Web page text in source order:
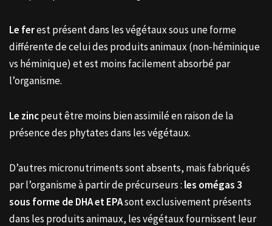
Le ferest présent dans les végétaux sous une forme
différente de celui des produits animaux (non-héminique
vs héminique) et est moins facilement absorbé par
l’organisme.
Le zincpeut être moins bien assimilé en raison de la
présence des phytates dans les végétaux.
D’autres micronutriments sont absents, mais fabriqués
par l’organisme à partir de précurseurs : les omégas 3
sous forme de DHA et EPAsont exclusivement présents
dans les produits animaux, les végétaux fournissent leur